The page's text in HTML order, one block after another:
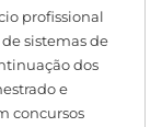
profissional
sistemas de
dos
e
concursos